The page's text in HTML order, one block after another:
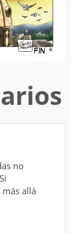
no
allá